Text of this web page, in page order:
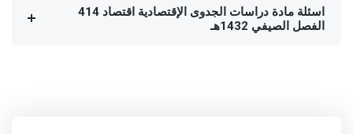
اسئلة مادة دراسات الجدوى الإقتصادية اقتصاد 414
الفصل الصيفي 1432هـ